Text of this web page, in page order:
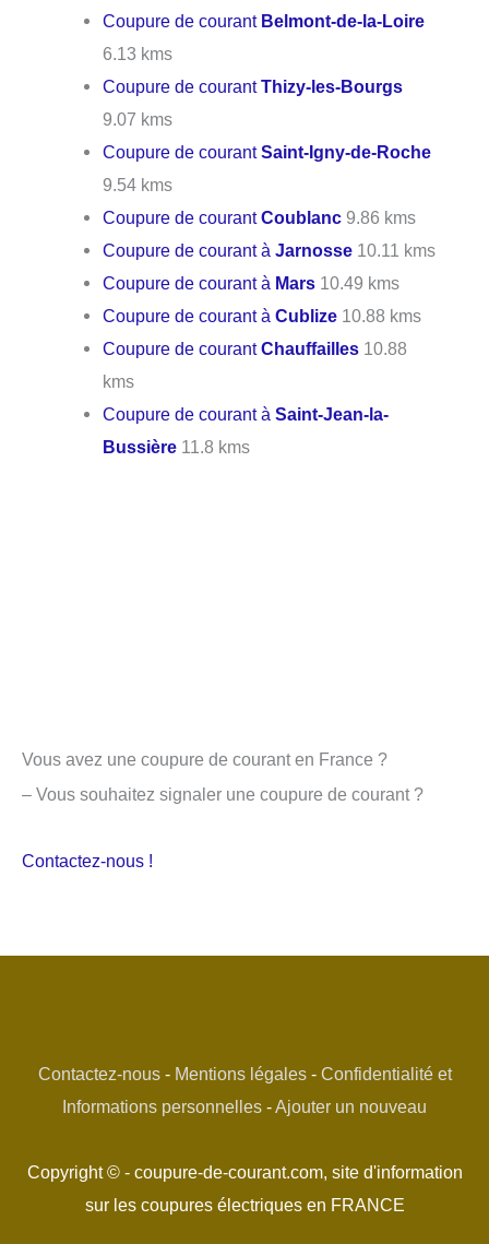
Coupure de courant Belmont-de-la-Loire
6.13 kms
Coupure de courantThizy-les-Bourgs
9.07 kms
Coupure de courantSaint-Igny-de-Roche
9.54 kms
Coupure de courantCoublanc 9.86 kms
Coupure de courant àJarnosse 10.11 kms
Coupure de courant à Mars 10.49 kms
Coupure de courant àCublize 10.88 kms
Coupure de courantChauffailles 10.88
kms
Coupure de courant àSaint-Jean-la-
Bussière 11.8 kms
Vous avez une coupure de courant en France ?
– Vous souhaitez signaler une coupure de courant ?
Contactez-nous !
Contactez-nous- Mentions légales- Confidentialité et
Informations personnelles - Ajouter un nouveau
Copyright © - coupure-de-courant.com, site d'information
sur les coupures électriques en FRANCE